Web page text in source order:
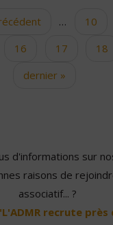
… 10
16 17 18
dernier »
d'informations sur
raisons de
associatif... ?
recrute près